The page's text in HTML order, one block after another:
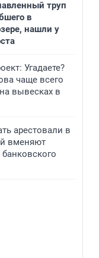
труп
в
нашли у
Угадаете?
чаще всего
вывесках в
арестовали в
вменяют